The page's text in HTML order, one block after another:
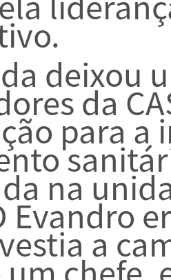
deixou
da
para a
na
Evandro
a